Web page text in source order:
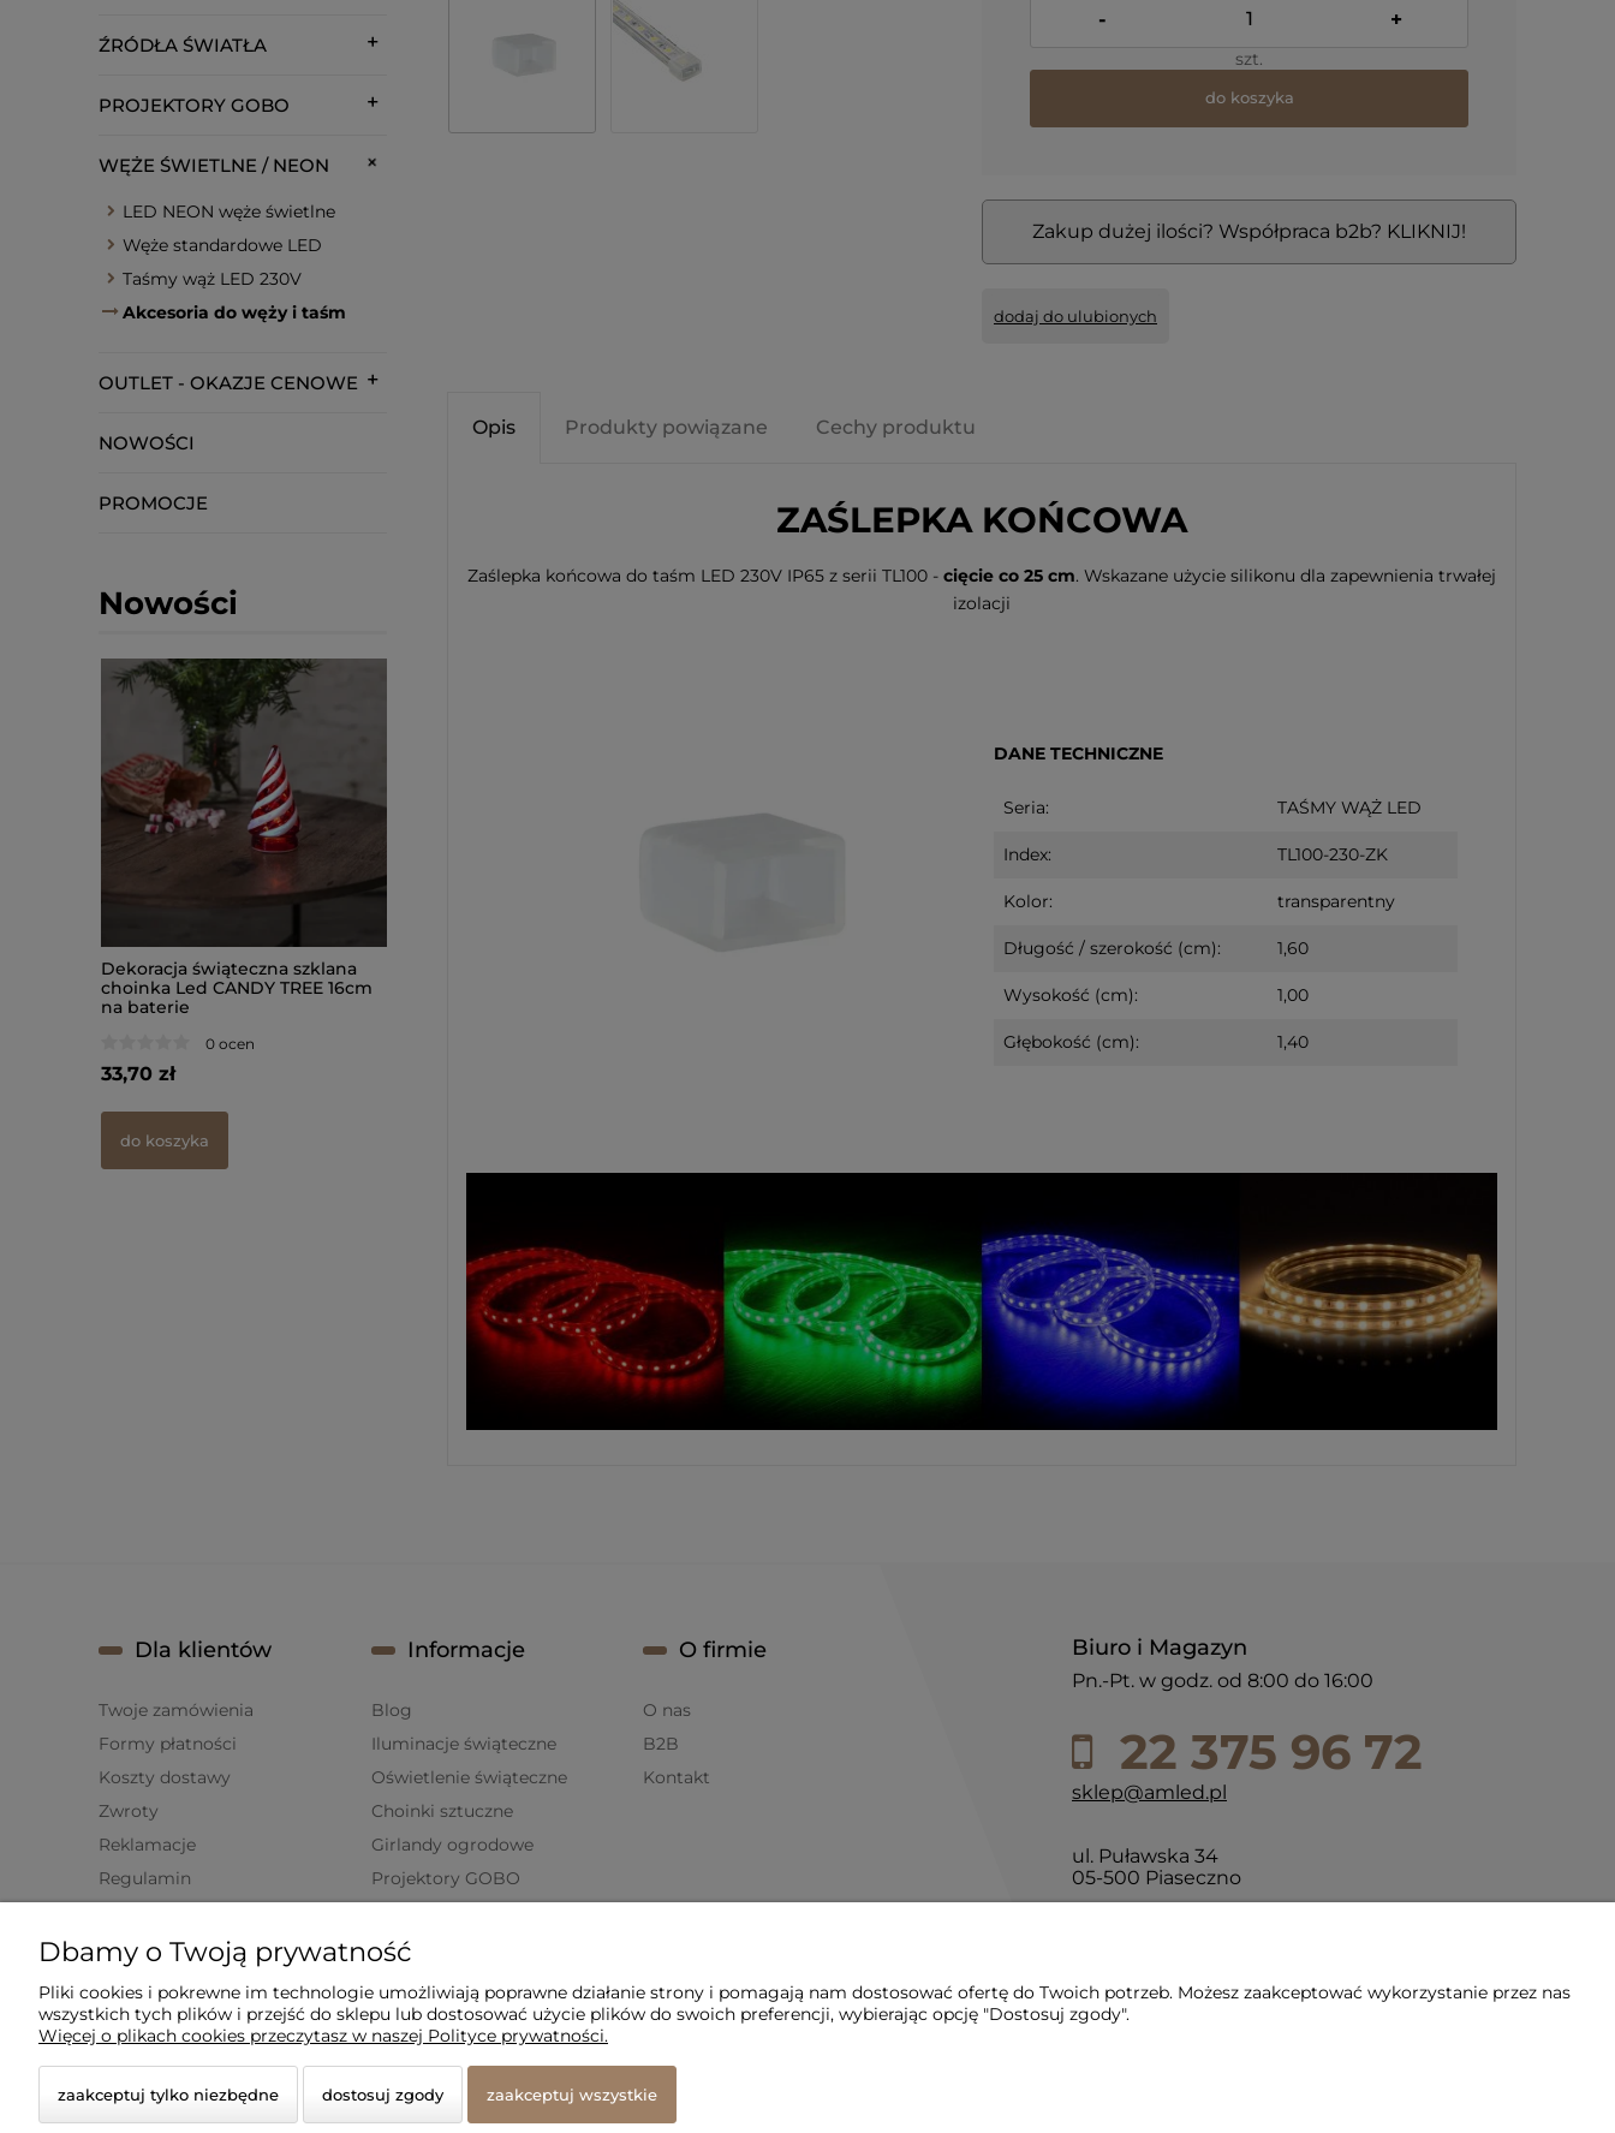
ŹRÓDŁA ŚWIATŁA
PROJEKTORY GOBO
WĘŻE ŚWIETLNE / NEON
LED NEON węże świetlne
Węże standardowe LED
Taśmy wąż LED 230V
Akcesoria do węży i taśm
OUTLET - OKAZJE CENOWE
NOWOŚCI
PROMOCJE
Nowości
Dekoracja świąteczna szklana
choinka Led CANDY TREE 16cm
na baterie
0 ocen
33,70 zł
do koszyka
Led PIPPI na baterie
- +
szt.
do koszyka
Zakup dużej ilości? Współpraca b2b? KLIKNIJ!
dodaj do ulubionych
Opis Produkty powiązane Cechy produktu
ZAŚLEPKA KOŃCOWA
Zaślepka końcowa do taśm LED 230V IP65 z serii TL100 - cięcie co 25 cm. Wskazane użycie silikonu dla zapewnienia trwałej
izolacji
DANE TECHNICZNE
Seria: TAŚMY WĄŻ LED
Index: TL100-230-ZK
Kolor: transparentny
Długość / szerokość (cm): 1,60
Wysokość (cm): 1,00
Głębokość (cm): 1,40
Biuro i Magazyn
Pn.-Pt. w godz. od 8:00 do 16:00
22 375 96 72
sklep@amled.pl
ul. Puławska 34
05-500 Piaseczno
Dla klientów
Twoje zamówienia
Formy płatności
Koszty dostawy
Zwroty
Reklamacje
Regulamin
Ustawienia plików cookies
Informacje
Blog
Iluminacje świąteczne
Oświetlenie świąteczne
Choinki sztuczne
Girlandy ogrodowe
Projektory GOBO
O firmie
O nas
B2B
Kontakt
© 2026 amled.pl. Wszelkie prawa zastrzeżone.
Styl graficzny i aplikacje ShopGadget.pl Sklep internetowy Shoper Premium
Dbamy o Twoją prywatność
Pliki cookies i pokrewne im technologie umożliwiają poprawne działanie strony i pomagają nam dostosować ofertę do Twoich potrzeb. Możesz zaakceptować wykorzystanie przez nas
wszystkich tych plików i przejść do sklepu lub dostosować użycie plików do swoich preferencji, wybierając opcję "Dostosuj zgody".
Więcej o plikach cookies przeczytasz w naszej Polityce prywatności.
zaakceptuj tylko niezbędne dostosuj zgody zaakceptuj wszystkie